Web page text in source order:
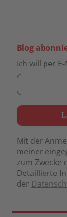
Blog
Ich will per
Mit der
meiner
zum Zwecke
Detaillierte
der